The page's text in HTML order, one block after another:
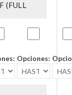
(FULL
Opciones: